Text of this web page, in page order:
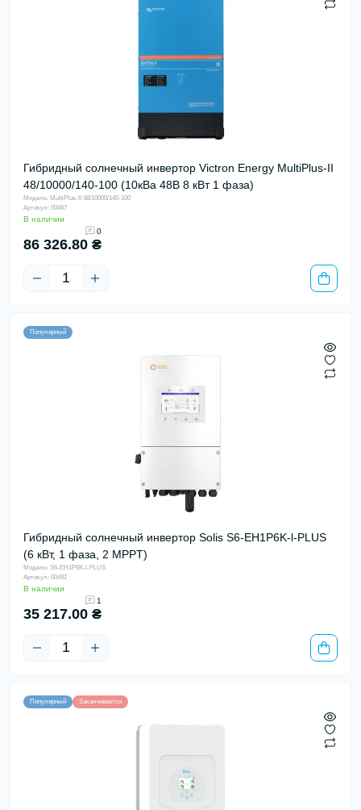
Гибридный солнечный инвертор Victron Energy MultiPlus-II
48/10000/140-100 (10кВа 48В 8 кВт 1 фаза)
Модель: MultiPlus-II 48/10000/140-100
Артикул: 00467
В наличии
0
86 326.80 ₴
Популярный
Гибридный солнечный инвертор Solis S6-EH1P6K-l-PLUS
(6 кВт, 1 фаза, 2 MPPT)
Модель: S6-EH1P6K-l-PLUS
Артикул: 00492
В наличии
1
35 217.00 ₴
Популярный Заканчивается